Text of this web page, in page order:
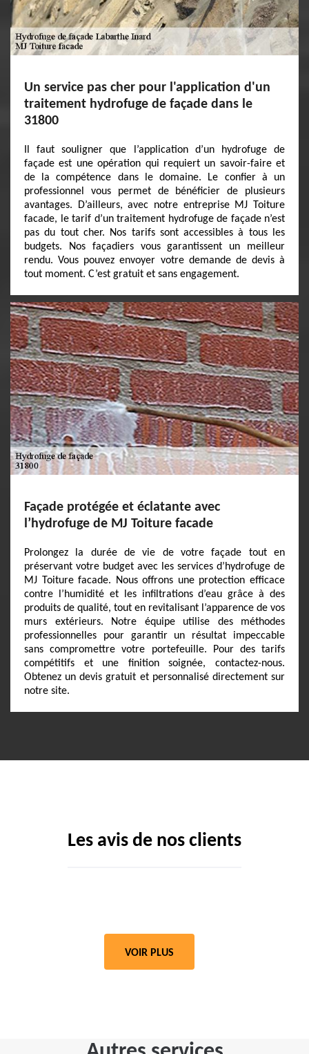
Un service pas cher pour l'application d'un
traitement hydrofuge de façade dans le
31800
Il faut souligner que l’application d’un hydrofuge de
façade est une opération qui requiert un savoir-faire et
de la compétence dans le domaine. Le confier à un
professionnel vous permet de bénéficier de plusieurs
avantages. D’ailleurs, avec notre entreprise MJ Toiture
facade, le tarif d’un traitement hydrofuge de façade n’est
pas du tout cher. Nos tarifs sont accessibles à tous les
budgets. Nos façadiers vous garantissent un meilleur
rendu. Vous pouvez envoyer votre demande de devis à
tout moment. C’est gratuit et sans engagement.
Façade protégée et éclatante avec
l’hydrofuge de MJ Toiture facade
Prolongez la durée de vie de votre façade tout en
préservant votre budget avec les services d’hydrofuge de
MJ Toiture facade. Nous offrons une protection efficace
contre l’humidité et les infiltrations d’eau grâce à des
produits de qualité, tout en revitalisant l’apparence de vos
murs extérieurs. Notre équipe utilise des méthodes
professionnelles pour garantir un résultat impeccable
sans compromettre votre portefeuille. Pour des tarifs
compétitifs et une finition soignée, contactez-nous.
Obtenez un devis gratuit et personnalisé directement sur
notre site.
Les avis de nos clients
VOIR PLUS